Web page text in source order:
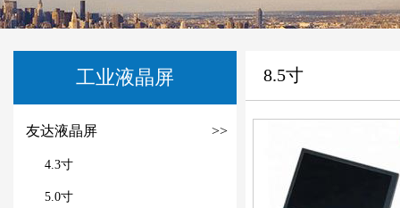
工业液晶屏
友达液晶屏 >>
4.3寸
5.0寸
8.5寸